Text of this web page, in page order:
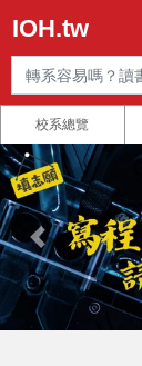
IOH.tw
校系總覽